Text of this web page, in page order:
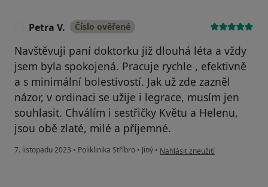
Petra V. Číslo ověřené
Navštěvuji paní doktorku již dlouhá léta a vždy
jsem byla spokojená. Pracuje rychle , efektivně
a s minimální bolestivostí. Jak už zde zazněl
názor, v ordinaci se užije i legrace, musím jen
souhlasit. Chválím i sestřičky Květu a Helenu,
jsou obě zlaté, milé a příjemné.
7. listopadu 2023 • Poliklinika Stříbro • Jiný • podle názoru uživatele Petra V.
Nahlásit zneužití